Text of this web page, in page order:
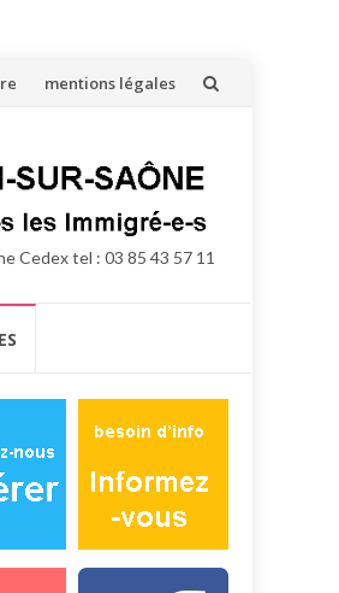
mentions légales
Cedex tel : 03 85 43 57 11